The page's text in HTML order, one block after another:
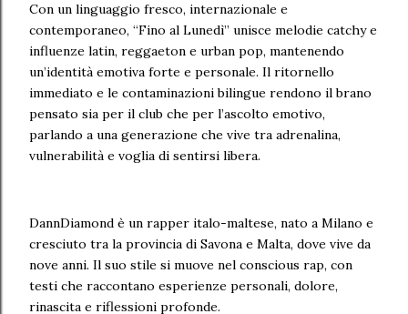
Con un linguaggio fresco, internazionale e
contemporaneo, “Fino al Lunedì” unisce melodie catchy e
influenze latin, reggaeton e urban pop, mantenendo
un’identità emotiva forte e personale. Il ritornello
immediato e le contaminazioni bilingue rendono il brano
pensato sia per il club che per l’ascolto emotivo,
parlando a una generazione che vive tra adrenalina,
vulnerabilità e voglia di sentirsi libera.
DannDiamond è un rapper italo-maltese, nato a Milano e
cresciuto tra la provincia di Savona e Malta, dove vive da
nove anni. Il suo stile si muove nel conscious rap, con
testi che raccontano esperienze personali, dolore,
rinascita e riflessioni profonde.